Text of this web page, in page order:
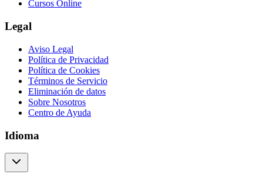
Cursos Online
Legal
Aviso Legal
Política de Privacidad
Política de Cookies
Términos de Servicio
Eliminación de datos
Sobre Nosotros
Centro de Ayuda
Idioma